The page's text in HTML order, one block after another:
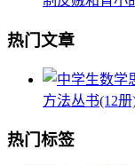
热门文章
方法丛书(12册
热门标签